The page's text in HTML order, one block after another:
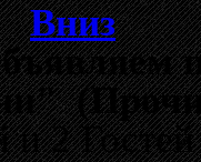
Вниз
и 2